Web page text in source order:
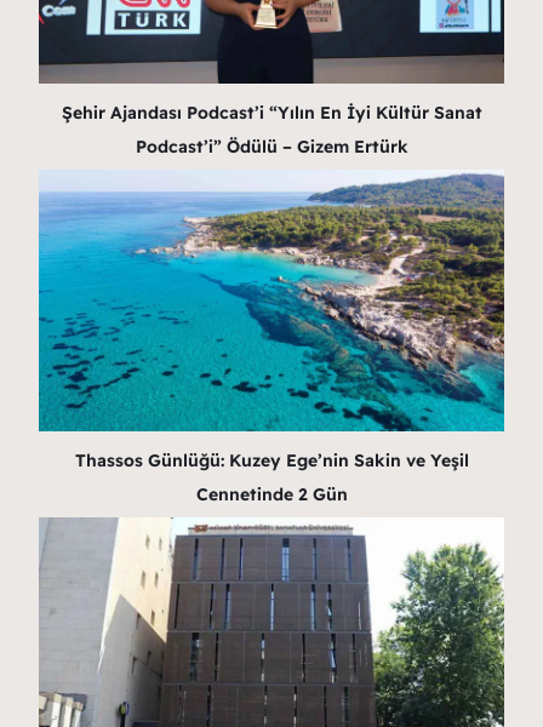
Şehir Ajandası Podcast’i “Yılın En İyi Kültür Sanat
Podcast’i” Ödülü – Gizem Ertürk
Thassos Günlüğü: Kuzey Ege’nin Sakin ve Yeşil
Cennetinde 2 Gün